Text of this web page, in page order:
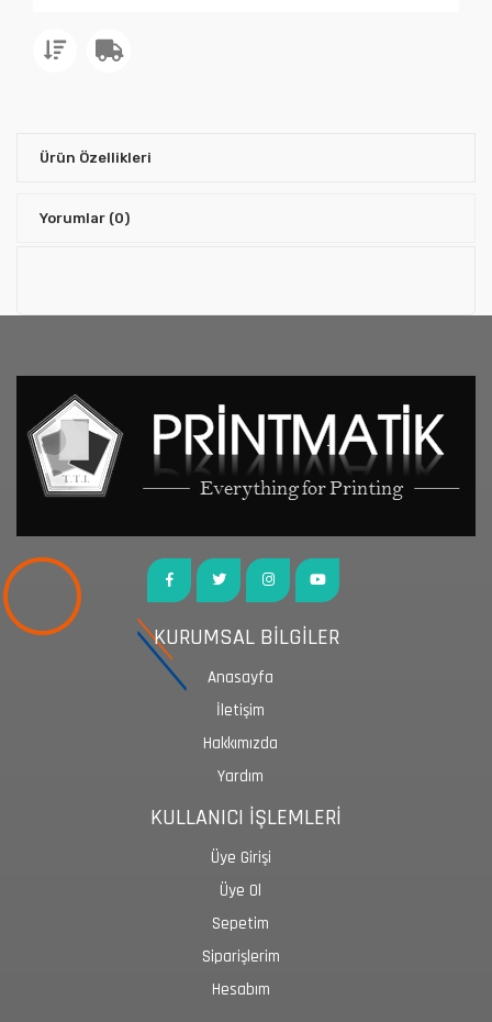
Ürün Özellikleri
Yorumlar (0)
KURUMSAL BİLGİLER
Anasayfa
İletişim
Hakkımızda
Yardım
KULLANICI İŞLEMLERİ
Üye Girişi
Üye Ol
Sepetim
Siparişlerim
Hesabım